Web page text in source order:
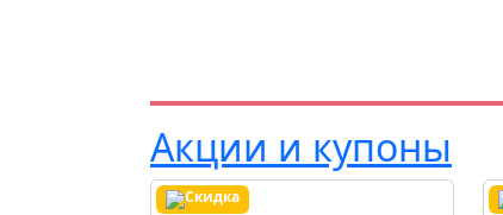
Акции и купоны